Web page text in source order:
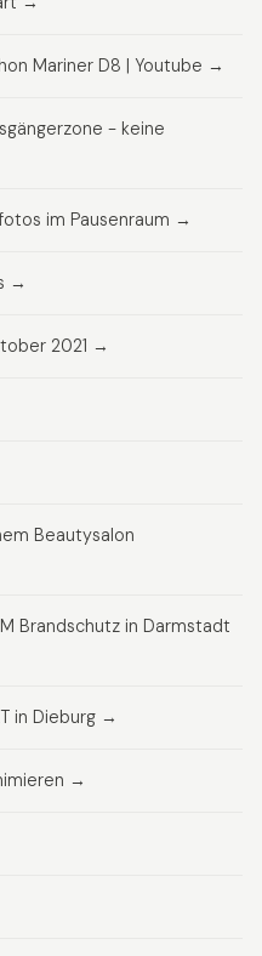
Mariner D8 | Youtube →
- keine
im Pausenraum →
→
2021 →
Beautysalon
Brandschutz in Darmstadt
in Dieburg →
→